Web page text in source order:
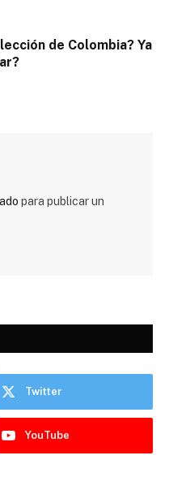
de Colombia? Ya
para publicar un
Twitter
YouTube